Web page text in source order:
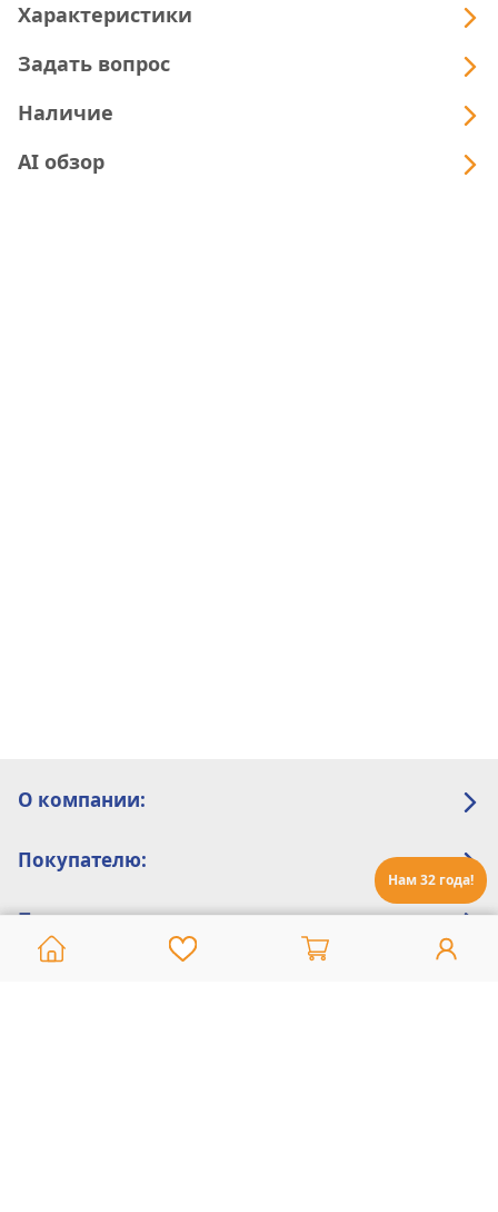
Нам 32 года!
Характеристики
Задать вопрос
Наличие
AI обзор
О компании:
Покупателю:
Помощь: